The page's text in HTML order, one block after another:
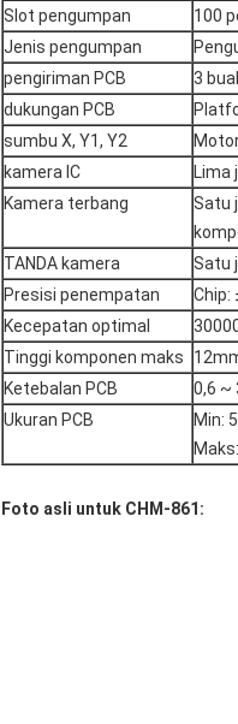
Slot pengumpan
100
Jenis pengumpan
pengiriman PCB
3
dukungan PCB
sumbu X, Y1, Y2
kamera IC
Lima
Kamera terbang
Satu
TANDA kamera
Satu
Presisi penempatan
Chip:
Kecepatan optimal
Tinggi komponen maks
Ketebalan PCB
0,6 ~
Ukuran PCB
Min:
Foto asli untuk CHM-861: